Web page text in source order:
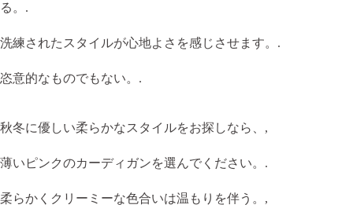
る。.
洗練されたスタイルが心地よさを感じさせます。.
恣意的なものでもない。.
秋冬に優しい柔らかなスタイルをお探しなら、,
薄いピンクのカーディガンを選んでください。.
柔らかくクリーミーな色合いは温もりを伴う。,